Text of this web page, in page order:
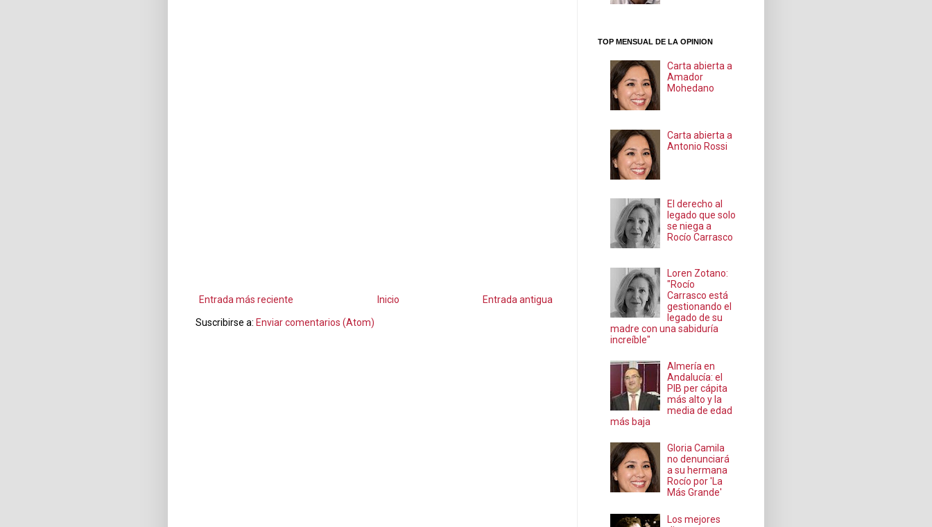
Entrada más reciente Entrada antigua
Inicio
Suscribirse a: Enviar comentarios (Atom)
TOP MENSUAL DE LA OPINION
Carta abierta a
Amador
Mohedano
Carta abierta a
Antonio Rossi
El derecho al
legado que solo
se niega a
Rocío Carrasco
Loren Zotano:
"Rocío
Carrasco está
gestionando el
legado de su
madre con una sabiduría
increíble"
Almería en
Andalucía: el
PIB per cápita
más alto y la
media de edad
más baja
Gloria Camila
no denunciará
a su hermana
Rocío por 'La
Más Grande'
Los mejores